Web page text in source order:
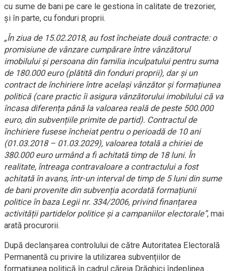
cu sume de bani pe care le gestiona în calitate de trezorier,
și în parte, cu fonduri proprii.
„În ziua de 15.02.2018, au fost încheiate două contracte: o
promisiune de vânzare cumpărare între vânzătorul
imobilului și persoana din familia inculpatului pentru suma
de 180.000 euro (plătită din fonduri proprii), dar și un
contract de închiriere între același vânzător și formațiunea
politică (care practic îi asigura vânzătorului imobilului că va
încasa diferența până la valoarea reală de peste 500.000
euro, din subvențiile primite de partid). Contractul de
închiriere fusese încheiat pentru o perioadă de 10 ani
(01.03.2018 – 01.03.2029), valoarea totală a chiriei de
380.000 euro urmând a fi achitată timp de 18 luni. În
realitate, întreaga contravaloare a contractului a fost
achitată în avans, într-un interval de timp de 5 luni din sume
de bani provenite din subvenția acordată formațiunii
politice în baza Legii nr. 334/2006, privind finanțarea
activității partidelor politice și a campaniilor electorale”, mai
arată procurorii.
După declanșarea controlului de către Autoritatea Electorală
Permanentă cu privire la utilizarea subvențiilor de
formațiunea politică în cadrul căreia Drăghici îndeplinea